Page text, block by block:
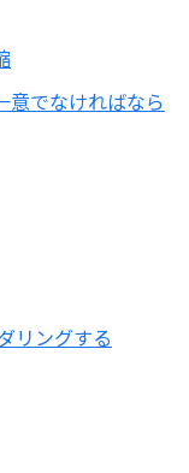
意でなければなら
リングする